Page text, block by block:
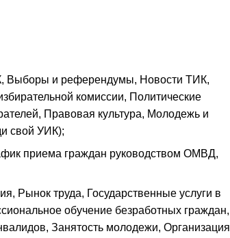
Выборы и референдумы, Новости ТИК,
комиссии, Политические
Правовая культура, Молодежь и
свой УИК);
приема граждан руководством ОМВД,
Рынок труда, Государственные услуги в
обучение безработных граждан,
Занятость молодежи, Организация